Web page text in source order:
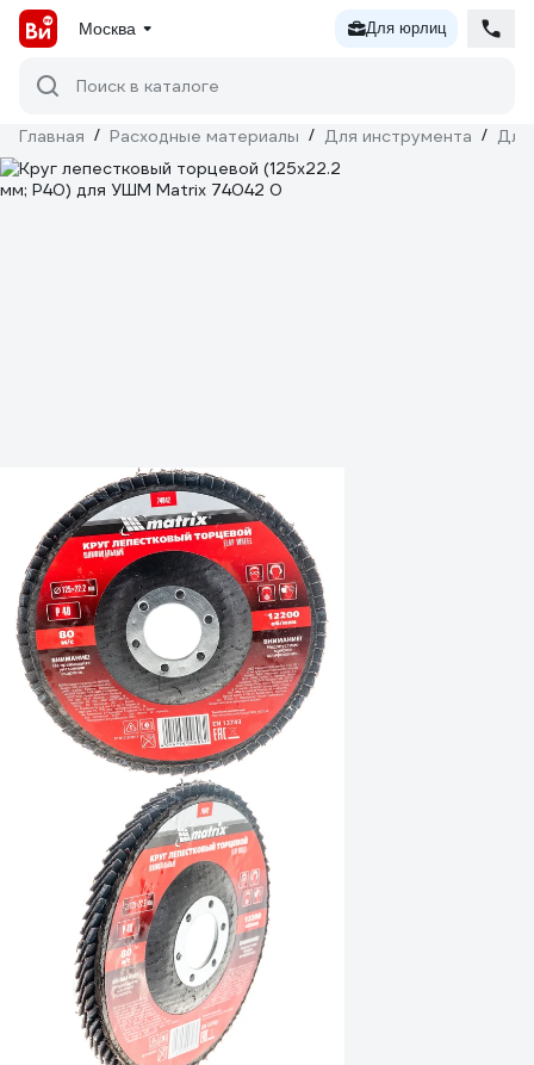
Москва Для юрлиц
Поиск в каталоге
Главная / Расходные материалы / Для инструмента / Для